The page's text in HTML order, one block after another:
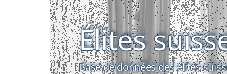
Élites
Base de données des élites